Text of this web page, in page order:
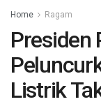
Home Ragam
Presiden
Listrik